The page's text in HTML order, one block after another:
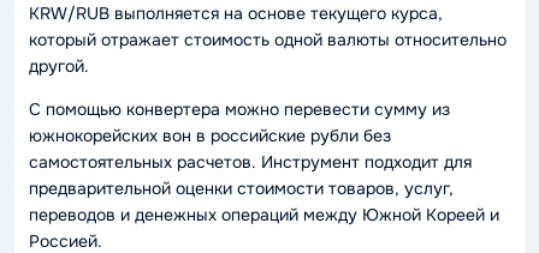
KRW/RUB выполняется на основе текущего курса,
который отражает стоимость одной валюты относительно
другой.
С помощью конвертера можно перевести сумму из
южнокорейских вон в российские рубли без
самостоятельных расчетов. Инструмент подходит для
предварительной оценки стоимости товаров, услуг,
переводов и денежных операций между Южной Кореей и
Россией.